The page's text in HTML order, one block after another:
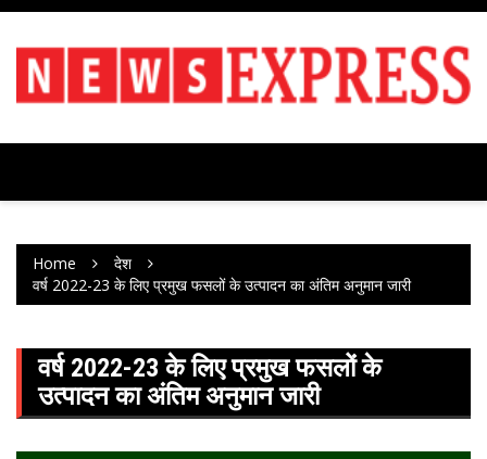
Skip
content
Home
देश
वर्ष 2022-23 के लिए प्रमुख फसलों के उत्पादन का अंतिम अनुमान जारी
वर्ष 2022-23 के लिए प्रमुख फसलों के
उत्पादन का अंतिम अनुमान जारी